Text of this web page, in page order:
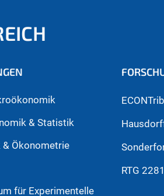
& Statistik
Ökonometrie
für Experimentelle
RTG